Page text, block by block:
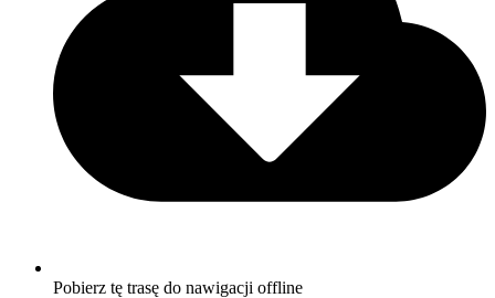
Pobierz tę trasę do nawigacji offline